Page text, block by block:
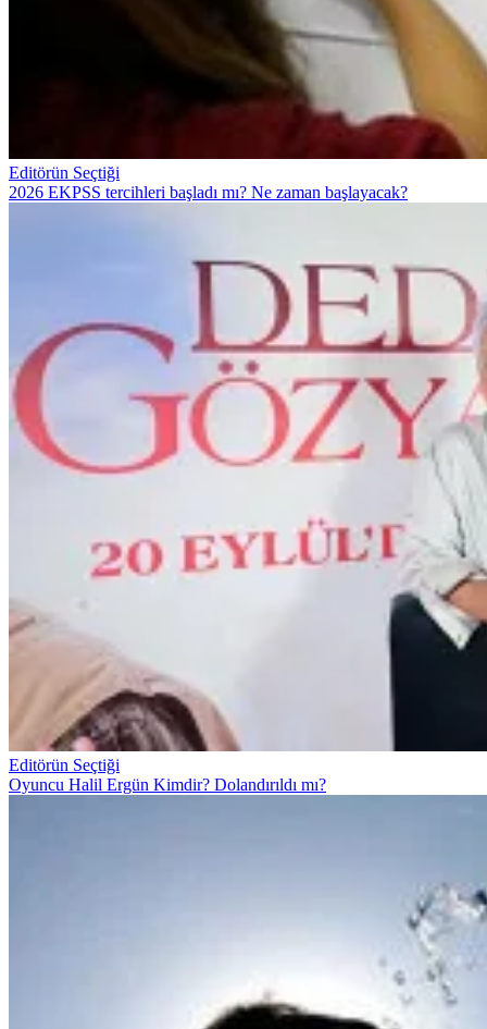
Editörün Seçtiği
2026 EKPSS tercihleri başladı mı? Ne zaman başlayacak?
Editörün Seçtiği
Oyuncu Halil Ergün Kimdir? Dolandırıldı mı?